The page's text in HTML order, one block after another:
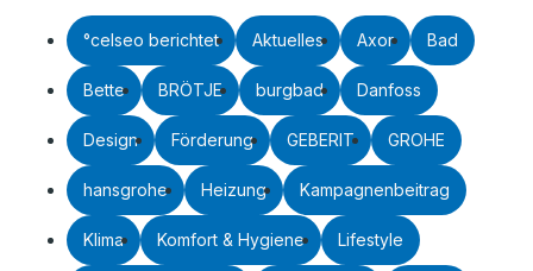
°celseo berichtet Aktuelles Axor Bad
Bette BRÖTJE burgbad Danfoss
Design Förderung GEBERIT GROHE
hansgrohe Heizung Kampagnenbeitrag
Klima Komfort & Hygiene Lifestyle